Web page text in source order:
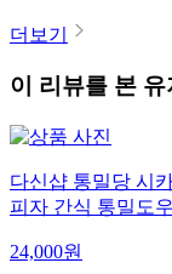
더보기
이 리뷰를 본
다신샵 통밀당 시
피자 간식 통밀도
24,000원